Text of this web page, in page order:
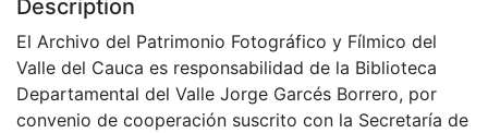
Description
El Archivo del Patrimonio Fotográfico y Fílmico del
Valle del Cauca es responsabilidad de la Biblioteca
Departamental del Valle Jorge Garcés Borrero, por
convenio de cooperación suscrito con la Secretaría de